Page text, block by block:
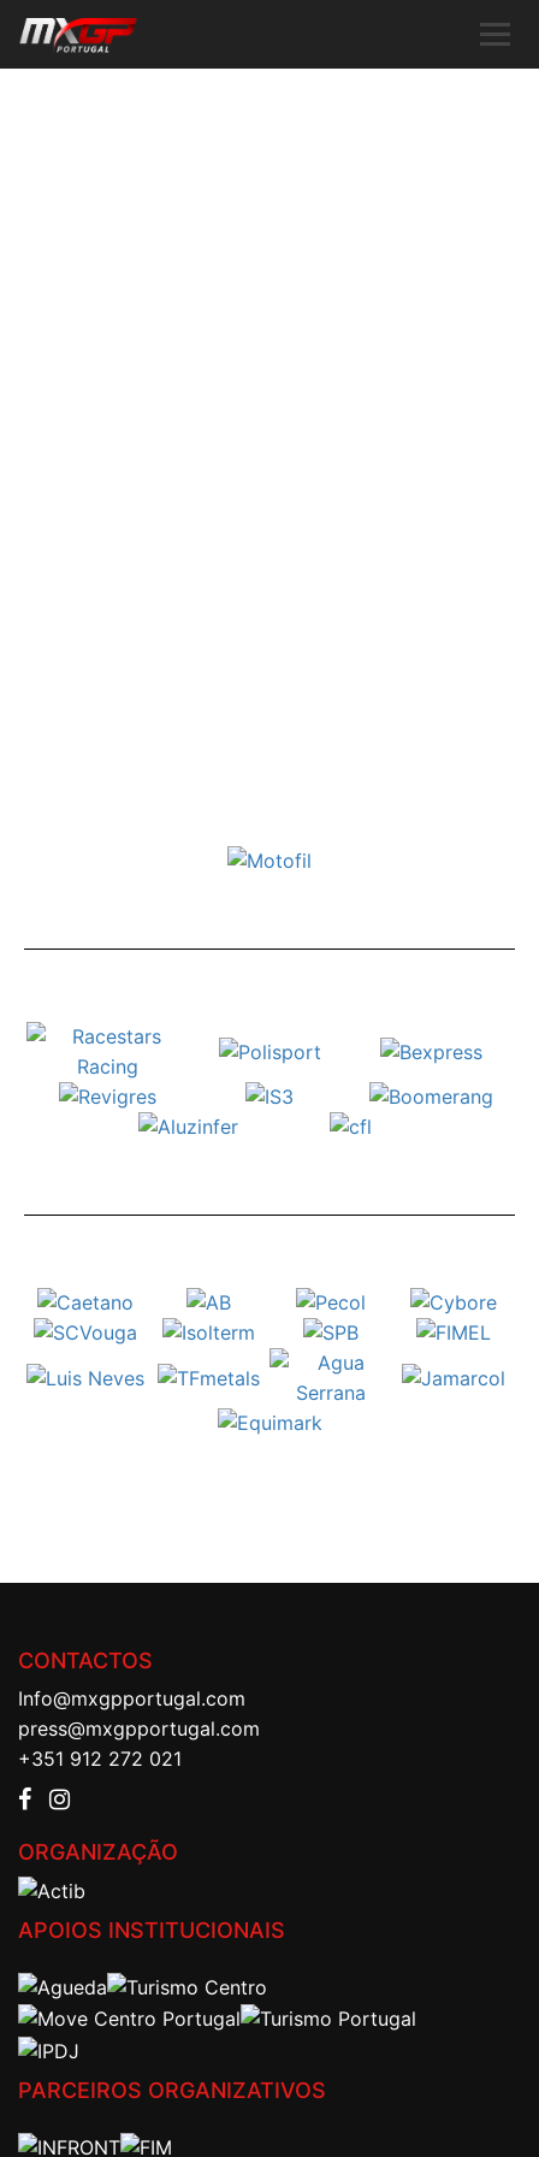
CONTACTOS
Info@mxgpportugal.com
press@mxgpportugal.com
+351 912 272 021
ORGANIZAÇÃO
APOIOS INSTITUCIONAIS
PARCEIROS ORGANIZATIVOS